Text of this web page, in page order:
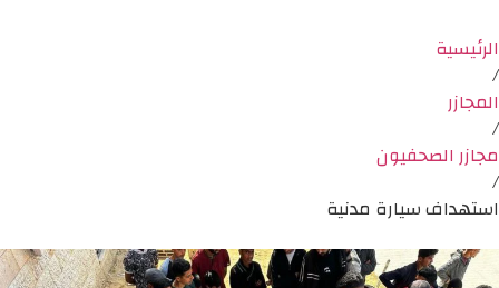
الرئيسية
/
المجازر
/
مجازر الصحفيون
/
استهداف سيارة مدنية